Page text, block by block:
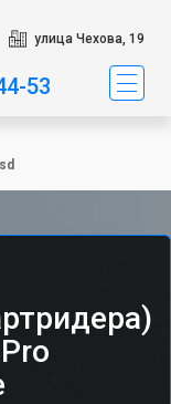
улица Чехова, 19
53